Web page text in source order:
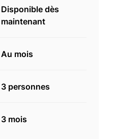
Disponible dès
maintenant
Au mois
3 personnes
3 mois